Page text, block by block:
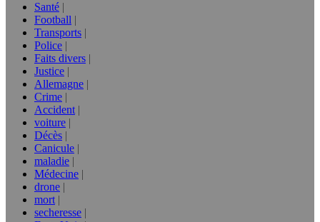
Santé
Football
Transports
Police
Faits divers
Justice
Allemagne
Crime
Accident
voiture
Décès
Canicule
maladie
Médecine
drone
mort
secheresse